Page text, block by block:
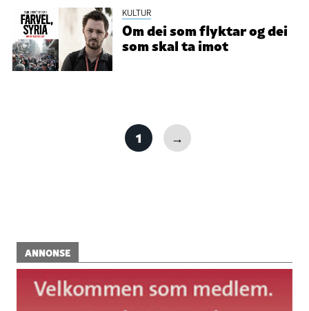
KULTUR
Om dei som flyktar og dei
som skal ta imot
1 →
ANNONSE